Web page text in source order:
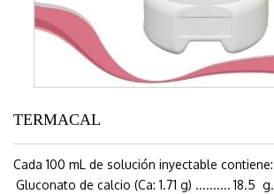
TERMACAL
Cada 100 mL de solución inyectable contiene:
Gluconato de calcio (Ca: 1.71 g) .......... 18.5 g.